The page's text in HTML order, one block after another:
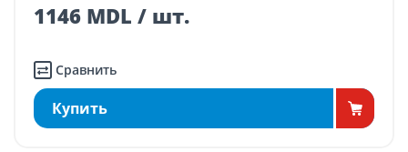
1146 MDL / шт.
Сравнить
Купить